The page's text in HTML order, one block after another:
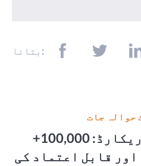
بتانا:
حوالہ جات
ثابت شدہ ٹریک ریکارڈ: 100,000+
قابل اعتماد کی